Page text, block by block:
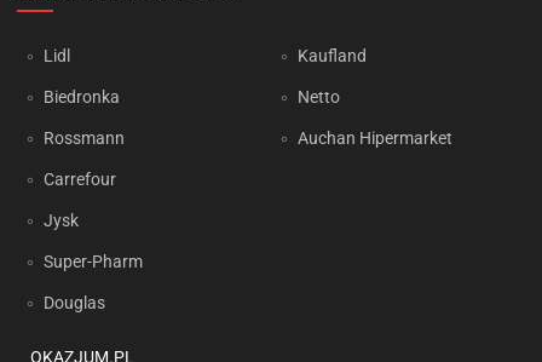
Lidl
Biedronka
Rossmann
Carrefour
Jysk
Super-Pharm
Douglas
Kaufland
Netto
Auchan Hipermarket
OKAZJUM.PL